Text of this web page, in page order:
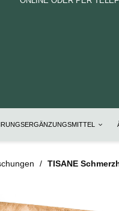
TISANE